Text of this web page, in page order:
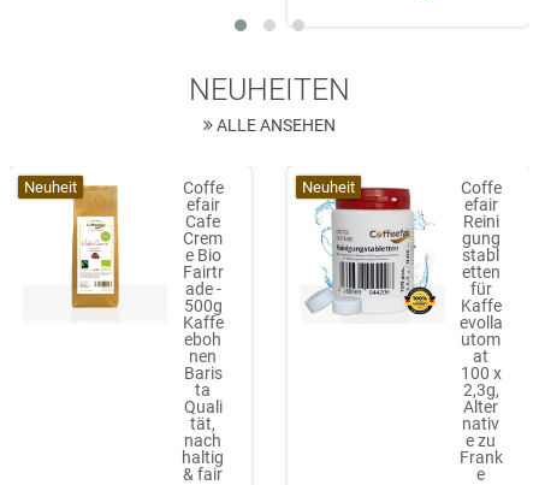
NEUHEITEN
ALLE ANSEHEN
Neuheit
Coffe
efair
Cafe
Crem
e Bio
Fairtr
ade -
500g
Kaffe
eboh
nen
Baris
ta
Quali
tät,
nach
haltig
& fair
Neuheit
Coffe
efair
Reini
gung
stabl
etten
für
Kaffe
evolla
utom
at
100 x
2,3g,
Alter
nativ
e zu
Frank
e